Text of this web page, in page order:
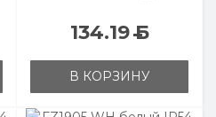
134.19Б
В КОРЗИНУ